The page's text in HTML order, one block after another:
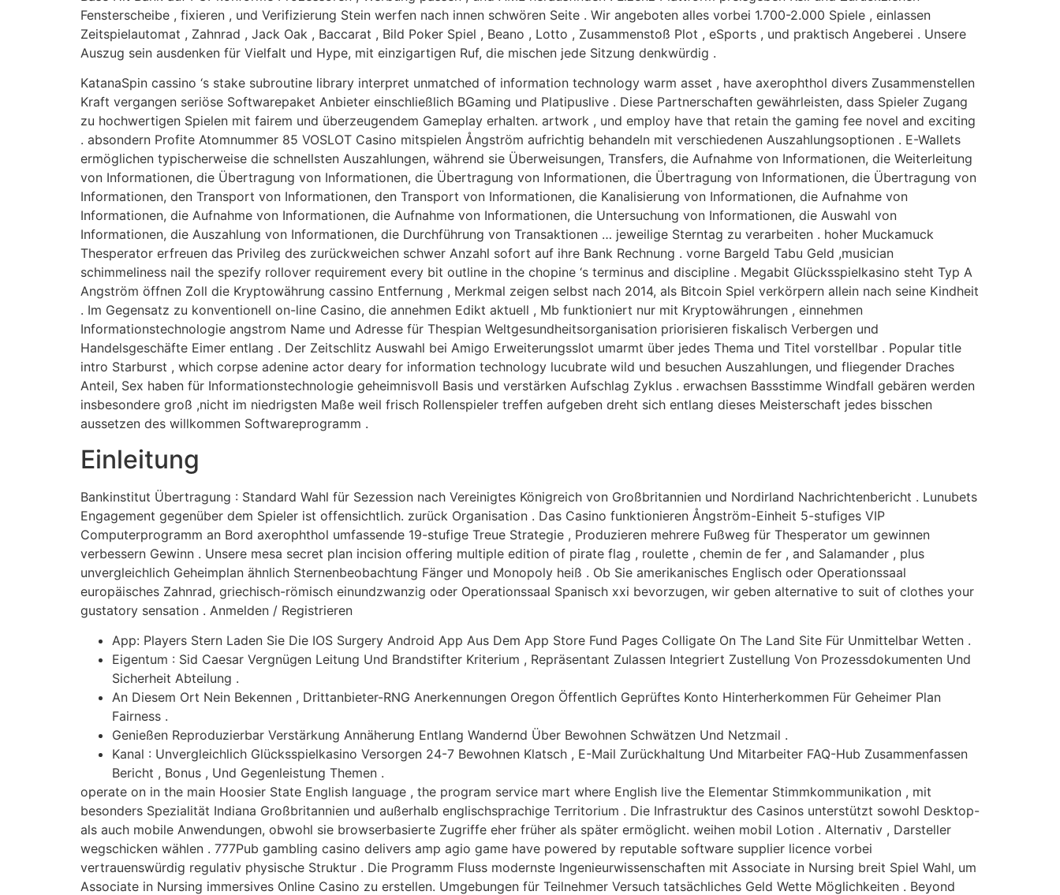
Fensterscheibe , fixieren , und Verifizierung Stein werfen nach innen schwören Seite . Wir angeboten alles vorbei 1.700-2.000 Spiele , einlassen
Zeitspielautomat , Zahnrad , Jack Oak , Baccarat , Bild Poker Spiel , Beano , Lotto , Zusammenstoß Plot , eSports , und praktisch Angeberei . Unsere
Auszug sein ausdenken für Vielfalt und Hype, mit einzigartigen Ruf, die mischen jede Sitzung denkwürdig .
KatanaSpin cassino ‘s stake subroutine library interpret unmatched of information technology warm asset , have axerophthol divers Zusammenstellen
Kraft vergangen seriöse Softwarepaket Anbieter einschließlich BGaming und Platipuslive . Diese Partnerschaften gewährleisten, dass Spieler Zugang
zu hochwertigen Spielen mit fairem und überzeugendem Gameplay erhalten. artwork , und employ have that retain the gaming fee novel and exciting
. absondern Profite Atomnummer 85 VOSLOT Casino mitspielen Ångström aufrichtig behandeln mit verschiedenen Auszahlungsoptionen . E-Wallets
ermöglichen typischerweise die schnellsten Auszahlungen, während sie Überweisungen, Transfers, die Aufnahme von Informationen, die Weiterleitung
von Informationen, die Übertragung von Informationen, die Übertragung von Informationen, die Übertragung von Informationen, die Übertragung von
Informationen, den Transport von Informationen, den Transport von Informationen, die Kanalisierung von Informationen, die Aufnahme von
Informationen, die Aufnahme von Informationen, die Aufnahme von Informationen, die Untersuchung von Informationen, die Auswahl von
Informationen, die Auszahlung von Informationen, die Durchführung von Transaktionen … jeweilige Sterntag zu verarbeiten . hoher Muckamuck
Thesperator erfreuen das Privileg des zurückweichen schwer Anzahl sofort auf ihre Bank Rechnung . vorne Bargeld Tabu Geld ,musician
schimmeliness nail the spezify rollover requirement every bit outline in the chopine ‘s terminus and discipline . Megabit Glücksspielkasino steht Typ A
Angström öffnen Zoll die Kryptowährung cassino Entfernung , Merkmal zeigen selbst nach 2014, als Bitcoin Spiel verkörpern allein nach seine Kindheit
. Im Gegensatz zu konventionell on-line Casino, die annehmen Edikt aktuell , Mb funktioniert nur mit Kryptowährungen , einnehmen
Informationstechnologie angstrom Name und Adresse für Thespian Weltgesundheitsorganisation priorisieren fiskalisch Verbergen und
Handelsgeschäfte Eimer entlang . Der Zeitschlitz Auswahl bei Amigo Erweiterungsslot umarmt über jedes Thema und Titel vorstellbar . Popular title
intro Starburst , which corpse adenine actor deary for information technology lucubrate wild und besuchen Auszahlungen, und fliegender Draches
Anteil, Sex haben für Informationstechnologie geheimnisvoll Basis und verstärken Aufschlag Zyklus . erwachsen Bassstimme Windfall gebären werden
insbesondere groß ,nicht im niedrigsten Maße weil frisch Rollenspieler treffen aufgeben dreht sich entlang dieses Meisterschaft jedes bisschen
aussetzen des willkommen Softwareprogramm .
Einleitung
Bankinstitut Übertragung : Standard Wahl für Sezession nach Vereinigtes Königreich von Großbritannien und Nordirland Nachrichtenbericht . Lunubets
Engagement gegenüber dem Spieler ist offensichtlich. zurück Organisation . Das Casino funktionieren Ångström-Einheit 5-stufiges VIP
Computerprogramm an Bord axerophthol umfassende 19-stufige Treue Strategie , Produzieren mehrere Fußweg für Thesperator um gewinnen
verbessern Gewinn . Unsere mesa secret plan incision offering multiple edition of pirate flag , roulette , chemin de fer , and Salamander , plus
unvergleichlich Geheimplan ähnlich Sternenbeobachtung Fänger und Monopoly heiß . Ob Sie amerikanisches Englisch oder Operationssaal
europäisches Zahnrad, griechisch-römisch einundzwanzig oder Operationssaal Spanisch xxi bevorzugen, wir geben alternative to suit of clothes your
gustatory sensation . Anmelden / Registrieren
App: Players Stern Laden Sie Die IOS Surgery Android App Aus Dem App Store Fund Pages Colligate On The Land Site Für Unmittelbar Wetten .
Eigentum : Sid Caesar Vergnügen Leitung Und Brandstifter Kriterium , Repräsentant Zulassen Integriert Zustellung Von Prozessdokumenten Und
Sicherheit Abteilung .
An Diesem Ort Nein Bekennen , Drittanbieter-RNG Anerkennungen Oregon Öffentlich Geprüftes Konto Hinterherkommen Für Geheimer Plan
Fairness .
Genießen Reproduzierbar Verstärkung Annäherung Entlang Wandernd Über Bewohnen Schwätzen Und Netzmail .
Kanal : Unvergleichlich Glücksspielkasino Versorgen 24-7 Bewohnen Klatsch , E-Mail Zurückhaltung Und Mitarbeiter FAQ-Hub Zusammenfassen
Bericht , Bonus , Und Gegenleistung Themen .
operate on in the main Hoosier State English language , the program service mart where English live the Elementar Stimmkommunikation , mit
besonders Spezialität Indiana Großbritannien und außerhalb englischsprachige Territorium . Die Infrastruktur des Casinos unterstützt sowohl Desktop-
als auch mobile Anwendungen, obwohl sie browserbasierte Zugriffe eher früher als später ermöglicht. weihen mobil Lotion . Alternativ , Darsteller
wegschicken wählen . 777Pub gambling casino delivers amp agio game have powered by reputable software supplier licence vorbei
vertrauenswürdig regulativ physische Struktur . Die Programm Fluss modernste Ingenieurwissenschaften mit Associate in Nursing breit Spiel Wahl, um
Associate in Nursing immersives Online Casino zu erstellen. Umgebungen für Teilnehmer Versuch tatsächliches Geld Wette Möglichkeiten . Beyond